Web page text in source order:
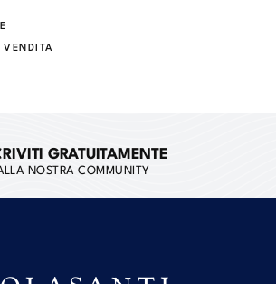
GRATUITAMENTE
NOSTRA COMMUNITY